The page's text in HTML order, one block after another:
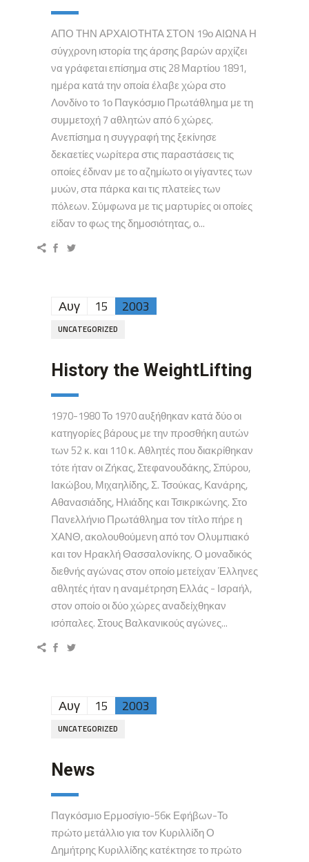
ΑΠΟ ΤΗΝ ΑΡΧΑΙΟΤΗΤΑ ΣΤΟΝ 19ο ΑΙΩΝΑ Η
σύγχρονη ιστορία της άρσης βαρών αρχίζει
να γράφεται επίσημα στις 28 Μαρτίου 1891,
ημέρα κατά την οποία έλαβε χώρα στο
Λονδίνο το 1ο Παγκόσμιο Πρωτάθλημα με τη
συμμετοχή 7 αθλητών από 6 χώρες.
Ανεπίσημα η συγγραφή της ξεκίνησε
δεκαετίες νωρίτερα στις παραστάσεις τις
οποίες έδιναν με το αζημίωτο οι γίγαντες των
μυών, στα πάρκα και τις πλατείες των
πόλεων. Σύμφωνα με τις μαρτυρίες οι οποίες
είδαν το φως της δημοσιότητας, ο...
Αυγ 15 2003
UNCATEGORIZED
History the WeightLifting
1970-1980 Το 1970 αυξήθηκαν κατά δύο οι
κατηγορίες βάρους με την προσθήκη αυτών
των 52 κ. και 110 κ. Αθλητές που διακρίθηκαν
τότε ήταν οι Ζήκας, Στεφανουδάκης, Σπύρου,
Ιακώβου, Μιχαηλίδης, Σ. Τσούκας, Κανάρης,
Αθανασιάδης, Ηλιάδης και Τσικρικώνης. Στο
Πανελλήνιο Πρωτάθλημα τον τίτλο πήρε η
ΧΑΝΘ, ακολουθούμενη από τον Ολυμπιακό
και τον Ηρακλή Θασσαλονίκης. Ο μοναδικός
διεθνής αγώνας στον οποίο μετείχαν Έλληνες
αθλητές ήταν η αναμέτρηση Ελλάς - Ισραήλ,
στον οποίο οι δύο χώρες αναδείχθηκαν
ισόπαλες. Στους Βαλκανικούς αγώνες...
Αυγ 15 2003
UNCATEGORIZED
News
Παγκόσμιο Ερμοσίγιο-56κ Εφήβων-Το
πρώτο μετάλλιο για τον Κυριλλίδη Ο
Δημήτρης Κυριλλίδης κατέκτησε το πρώτο